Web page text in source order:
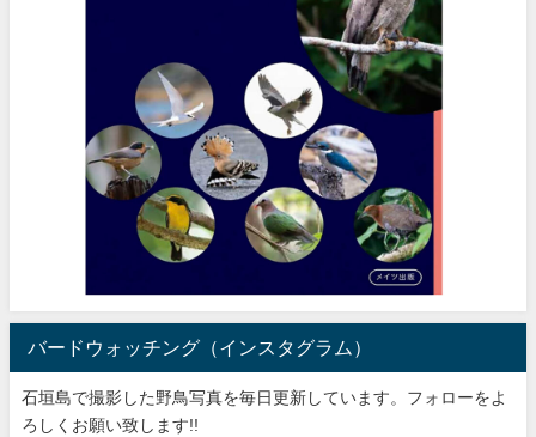
バードウォッチング（インスタグラム）
石垣島で撮影した野鳥写真を毎日更新しています。フォローをよ
ろしくお願い致します!!